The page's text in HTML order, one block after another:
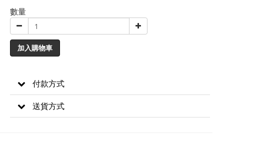
數量
加入購物車
付款方式
送貨方式